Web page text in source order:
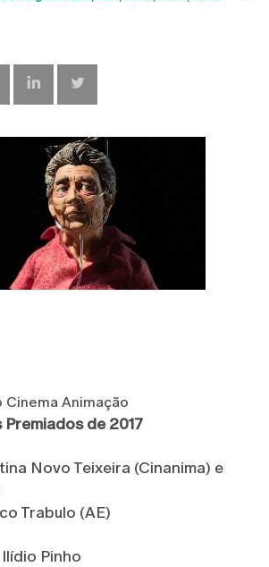
Cinema Animação
Premiados de 2017
Novo Teixeira (Cinanima) e
Trabulo (AE)
Pinho